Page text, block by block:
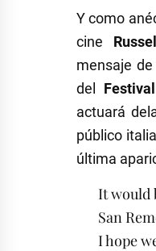
Y como
cine
mensaje de
del
actuará
público
última
It would
San
I hope